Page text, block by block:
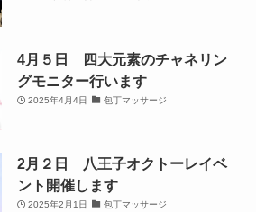
4月５日 四大元素のチャネリン
グモニター行います
2025年4月4日 包丁マッサージ
2月２日 八王子オクトーレイベ
ント開催します
2025年2月1日 包丁マッサージ